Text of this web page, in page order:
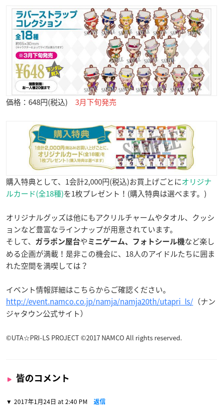
価格：648円(税込) 3月下旬発売
購入特典として、1会計2,000円(税込)お買上げごとにオリジナ
ルカード(全18種)を1枚プレゼント！(購入特典は選べます。)
オリジナルグッズは他にもアクリルチャームやタオル、クッシ
ョンなど豊富なラインナップが用意されています。
そして、
ガラポン屋台や ミニゲーム、フォトシール機など楽し
める企画が満載！是非この機会に、18人のアイドルたちに囲ま
れた空間を満喫しては？
イベント情報詳細はこちらからご確認ください。
http://event.namco.co.jp/namja/namja20th/utapri_ls/ （ナン
ジャタウン公式サイト）
©UTA☆PRI-LS PROJECT ©2017 NAMCO All rights reserved.
皆のコメント
2017年1月24日 at 2:40 PM 返信